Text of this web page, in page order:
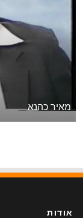
מאיר כהנא
אודות